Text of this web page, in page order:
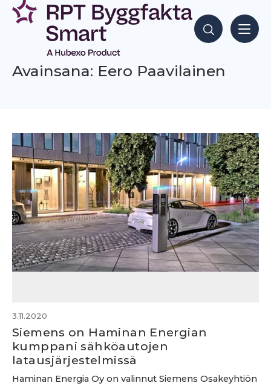
Siirry
sisältöön
Hae sisältöjä
Avainsana: Eero Paavilainen
3.11.2020
Siemens on Haminan Energian
kumppani sähköautojen
latausjärjestelmissä
Haminan Energia Oy on valinnut Siemens Osakeyhtiön